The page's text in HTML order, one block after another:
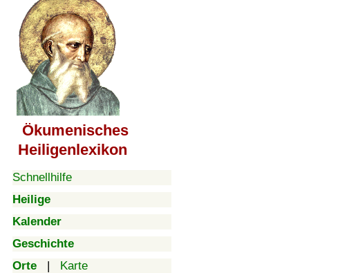
Ökumenisches
Heiligenlexikon
Schnellhilfe
Heilige
Kalender
Geschichte
Orte | Karte